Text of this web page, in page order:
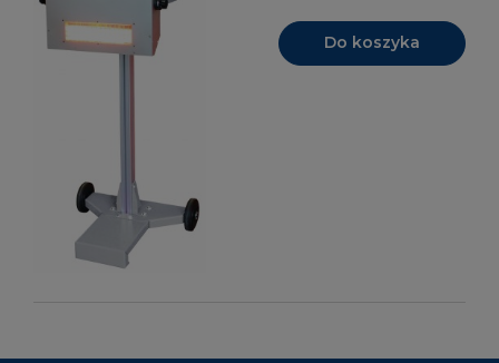
Do koszyka